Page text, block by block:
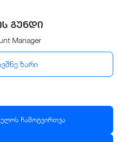
გუნდი
Manager
ზარი
ჩამოტვირთვა